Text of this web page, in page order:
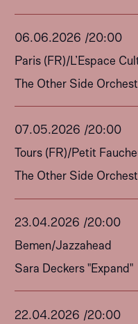
06 06 2026 /20:00
Paris (FR)/L’Espace
The Other Side
07.05.2026 /20:00
Tours (FR)/Petit
The Other Side
23 04 2026 /20:00
Bemen/Jazzahead
Sara Deckers "Expand"
22 04 2026 /20:00